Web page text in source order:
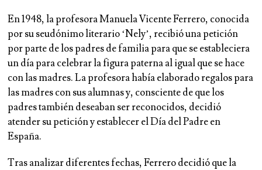
En 1948, la profesora Manuela Vicente Ferrero, conocida
por su seudónimo literario ‘Nely’, recibió una petición
por parte de los padres de familia para que se estableciera
un día para celebrar la figura paterna al igual que se hace
con las madres. La profesora había elaborado regalos para
las madres con sus alumnas y, consciente de que los
padres también deseaban ser reconocidos, decidió
atender su petición y establecer el Día del Padre en
España.
Tras analizar diferentes fechas, Ferrero decidió que la